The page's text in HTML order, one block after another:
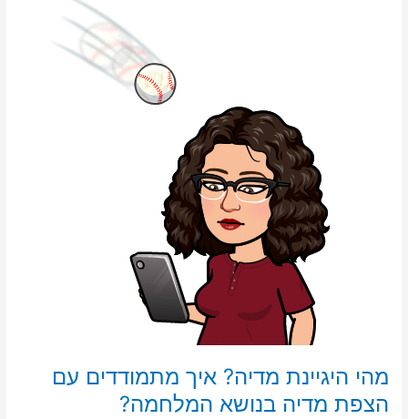
מהי היגיינת מדיה? איך מתמודדים עם
הצפת מדיה בנושא המלחמה?